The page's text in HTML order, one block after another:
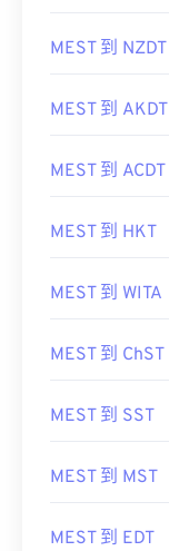
MEST 到 NZDT
MEST 到 AKDT
MEST 到 ACDT
MEST 到 HKT
MEST 到 WITA
MEST 到 ChST
MEST 到 SST
MEST 到 MST
MEST 到 EDT